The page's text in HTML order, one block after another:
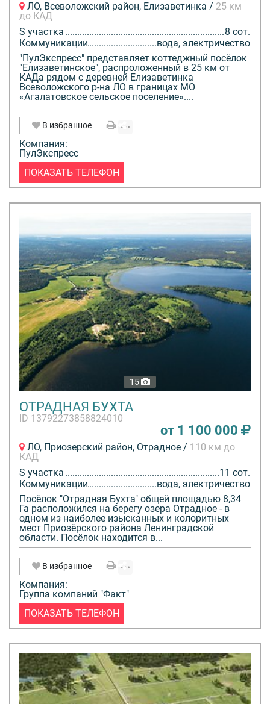
ЛО, Всеволожский район, Елизаветинка / 25 км
до КАД
S участка
8 сот.
Коммуникации
вода, электричество
"ПулЭкспресс" представляет коттеджный посёлок
"Елизаветинское", распроложенный в 25 км от
КАДа рядом с деревней Елизаветинка
Всеволожского р-на ЛО в границах МО
«Агалатовское сельское поселение»....
В избранное
Компания:
ПулЭкспресс
ПОКАЗАТЬ ТЕЛЕФОН
15
ОТРАДНАЯ БУХТА
ID 13792273858824010
от 1 100 000
ЛО, Приозерский район, Отрадное / 110 км до
КАД
S участка
11 сот.
Коммуникации
вода, электричество
Посёлок "Отрадная Бухта" общей площадью 8,34
Га расположился на берегу озера Отрадное - в
одном из наиболее изысканных и колоритных
мест Приозёрского района Ленинградской
области. Посёлок находится в...
В избранное
Компания:
Группа компаний "Факт"
ПОКАЗАТЬ ТЕЛЕФОН